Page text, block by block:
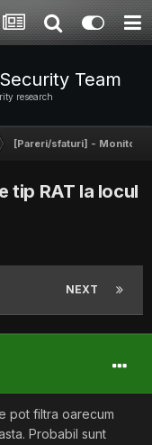
Team
research
[Pareri/sfaturi] -
tip RAT la locul
NEXT
pot filtra oarecum
Probabil sunt